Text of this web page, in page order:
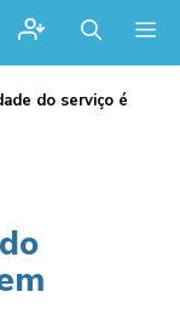
do serviço é